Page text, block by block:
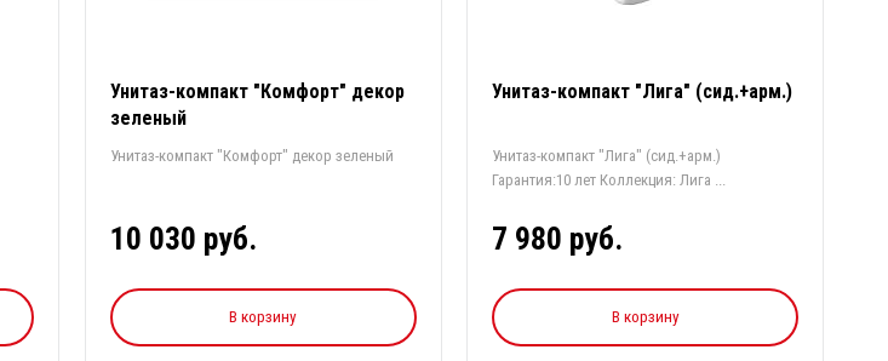
Унитаз-компакт "Комфорт" декор
зеленый
Унитаз-компакт "Комфорт" декор зеленый
10 030 руб.
В корзину
Унитаз-компакт "Лига" (сид.+арм.)
Унитаз-компакт "Лига" (сид.+арм.)
7 980 руб.
В корзину